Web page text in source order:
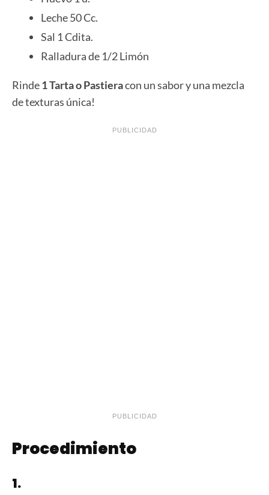
Leche 50 Cc.
Sal 1 Cdita.
Ralladura de 1/2 Limón
Rinde1 Tarta o Pastieracon un sabor y una mezcla
de texturas única!
PUBLICIDAD
PUBLICIDAD
Procedimiento
1.